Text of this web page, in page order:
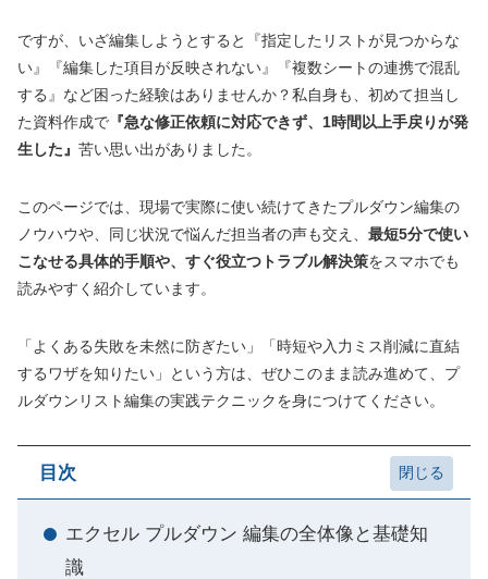
ですが、いざ編集しようとすると『指定したリストが見つからな
い』『編集した項目が反映されない』『複数シートの連携で混乱
する』など困った経験はありませんか？私自身も、初めて担当し
た資料作成で 『急な修正依頼に対応できず、1時間以上手戻りが発
生した』 苦い思い出がありました。
このページでは、現場で実際に使い続けてきたプルダウン編集の
ノウハウや、同じ状況で悩んだ担当者の声も交え、 最短5分で使い
こなせる具体的手順や、すぐ役立つトラブル解決策をスマホでも
読みやすく紹介しています。
「よくある失敗を未然に防ぎたい」「時短や入力ミス削減に直結
するワザを知りたい」という方は、ぜひこのまま読み進めて、プ
ルダウンリスト編集の実践テクニックを身につけてください。
目次
エクセル プルダウン 編集の全体像と基礎知
識